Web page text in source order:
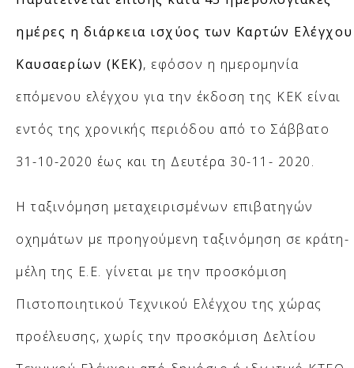
ημέρες η διάρκεια ισχύος των Καρτών Ελέγχου
Καυσαερίων (ΚΕΚ), εφόσον η ημερομηνία
επόμενου ελέγχου για την έκδοση της ΚΕΚ είναι
εντός της χρονικής περιόδου από το Σάββατο
31-10-2020 έως και τη Δευτέρα 30-11- 2020.
Η ταξινόμηση μεταχειρισμένων επιβατηγών
οχημάτων με προηγούμενη ταξινόμηση σε κράτη-
μέλη της Ε.Ε. γίνεται με την προσκόμιση
Πιστοποιητικού Τεχνικού Ελέγχου της χώρας
προέλευσης, χωρίς την προσκόμιση Δελτίου